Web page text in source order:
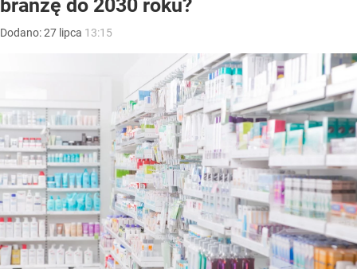
branżę do 2030 roku?
Dodano:27 lipca 13:15